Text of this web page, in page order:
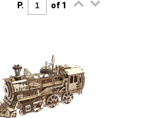
P. of 1